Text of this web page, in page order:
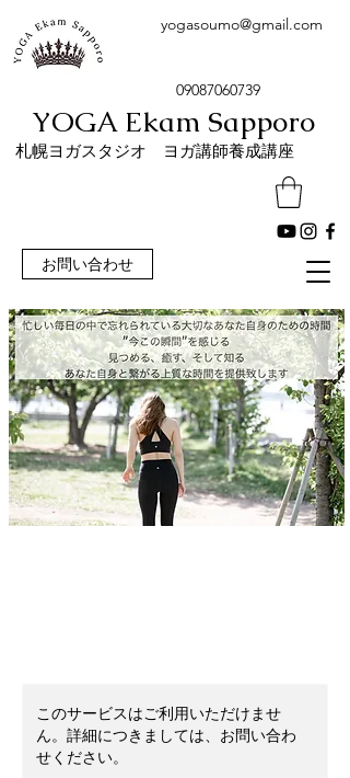
yogasoumo@gmail.com
09087060739
お問い合わせ
YOGA Ekam Sapporo
​札幌ヨガスタジオ ヨガ講師養成講座
このサービスはご利用いただけませ
ん。詳細につきましては、お問い合わ
せください。